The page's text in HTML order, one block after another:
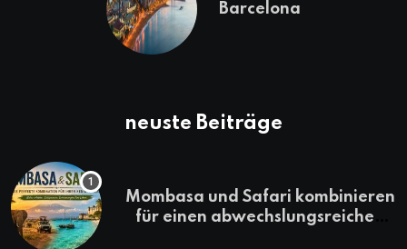
Barcelona
neuste Beiträge
Mombasa und Safari kombinieren
für einen abwechslungsreichen